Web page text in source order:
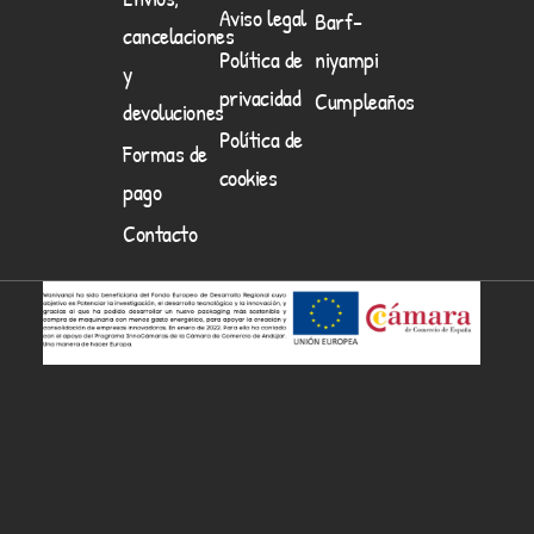
cancelaciones
y
devoluciones
Formas de
pago
Contacto
Aviso legal
Política de
privacidad
Política de
cookies
Barf-
niyampi
Cumpleaños